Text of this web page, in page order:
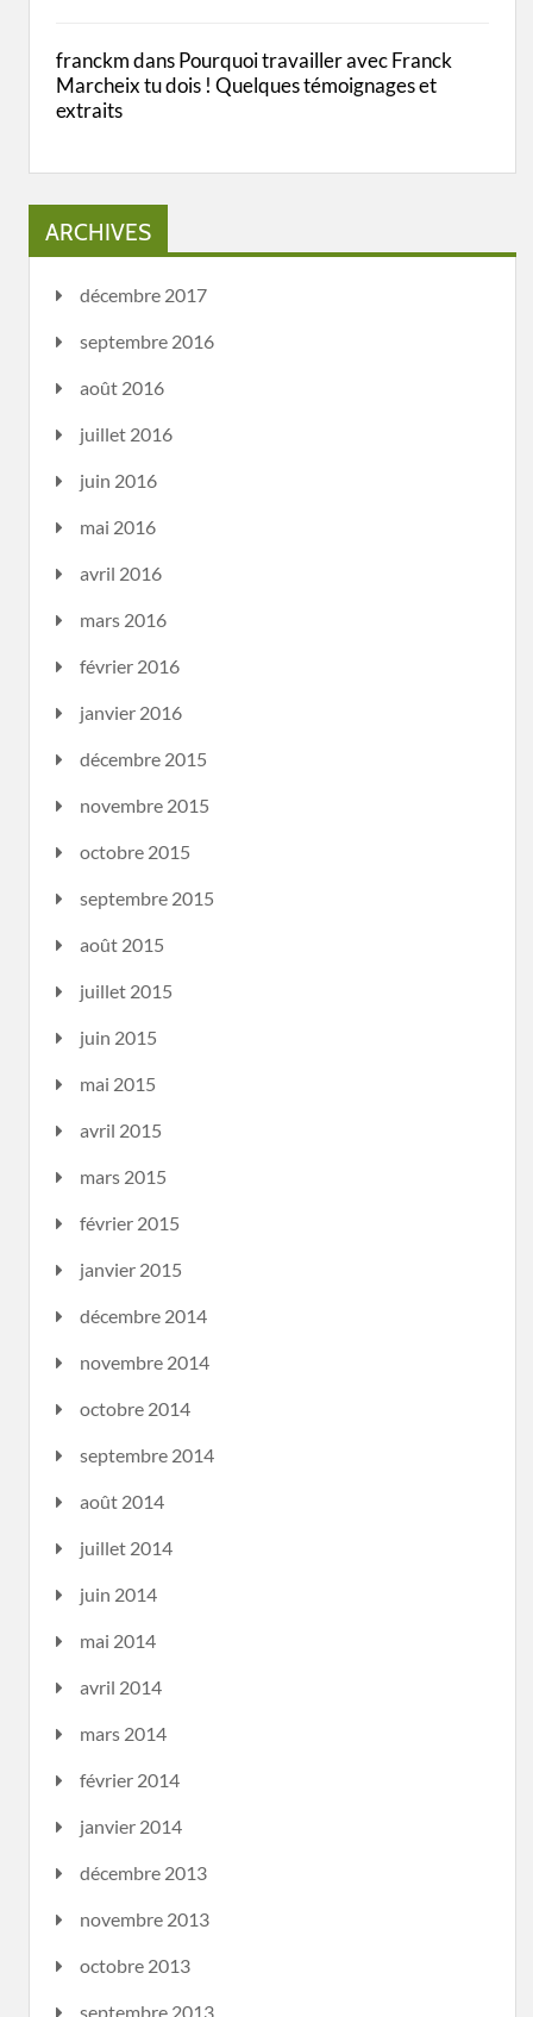
franckmdansPourquoi travailler avec Franck
Marcheix tu dois ! Quelques témoignages et
extraits
ARCHIVES
décembre 2017
septembre 2016
août 2016
juillet 2016
juin 2016
mai 2016
avril 2016
mars 2016
février 2016
janvier 2016
décembre 2015
novembre 2015
octobre 2015
septembre 2015
août 2015
juillet 2015
juin 2015
mai 2015
avril 2015
mars 2015
février 2015
janvier 2015
décembre 2014
novembre 2014
octobre 2014
septembre 2014
août 2014
juillet 2014
juin 2014
mai 2014
avril 2014
mars 2014
février 2014
janvier 2014
décembre 2013
novembre 2013
octobre 2013
septembre 2013